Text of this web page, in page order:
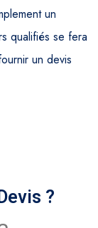
un
qualifiés se fera
un devis
?